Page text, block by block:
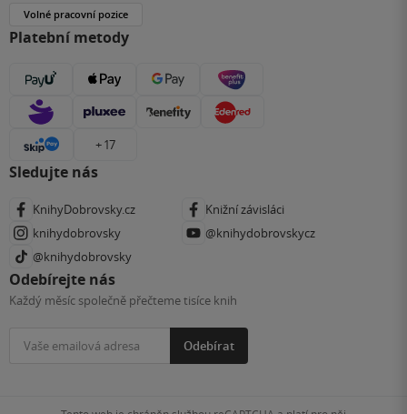
Volné pracovní pozice
Platební metody
+ 17
Sledujte nás
KnihyDobrovsky.cz
Knižní závisláci
knihydobrovsky
@knihydobrovskycz
@knihydobrovsky
Odebírejte nás
Každý měsíc společně přečteme tisíce knih
Odebírat